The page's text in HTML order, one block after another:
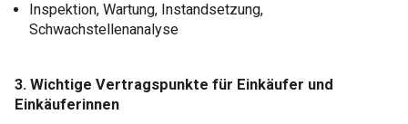
Inspektion, Wartung, Instandsetzung,
Schwachstellenanalyse
3. Wichtige Vertragspunkte für Einkäufer und
Einkäuferinnen